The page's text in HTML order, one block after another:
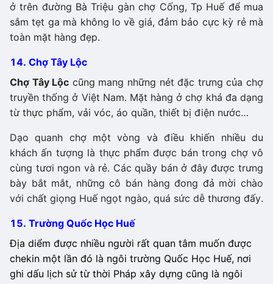
ở trên đường Bà Triệu gàn chợ Cống, Tp Huế để mua
sắm tẹt ga mà không lo về giá, đảm bảo cực kỳ rẻ mà
toàn mặt hàng đẹp.
14. Chợ Tây Lộc
Chợ Tây Lộc cũng mang những nét đặc trưng của chợ
truyền thống ở Việt Nam. Mặt hàng ở chợ khá đa dạng
từ thực phẩm, vải vóc, áo quần, thiết bị điện nước…
Dạo quanh chợ một vòng và điều khiến nhiều du
khách ấn tượng là thực phẩm được bán trong chợ vô
cùng tươi ngon và rẻ. Các quầy bán ở đây được trưng
bày bắt mắt, những cô bán hàng đong đả mời chào
với chất giọng Huế ngọt ngào, quá sức dễ thương đấy.
15. Trường Quốc Học Huế
Địa diểm được nhiều người rất quan tâm muốn được
chekin một lần đó là ngôi trường Quốc Học Huế, nơi
ghi dấu lịch sử từ thời Pháp xây dựng cũng là ngôi